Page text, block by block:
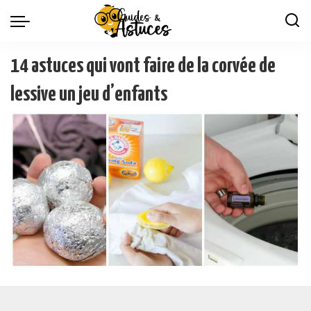
14 astuces qui vont faire de la corvée de
lessive un jeu d’enfants